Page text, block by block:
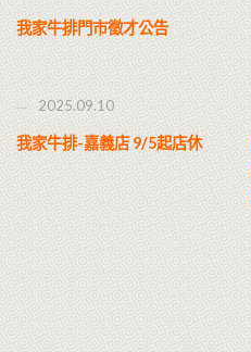
我家牛排門市徵才公告
2025.09.10
我家牛排-嘉義店 9/5起店休